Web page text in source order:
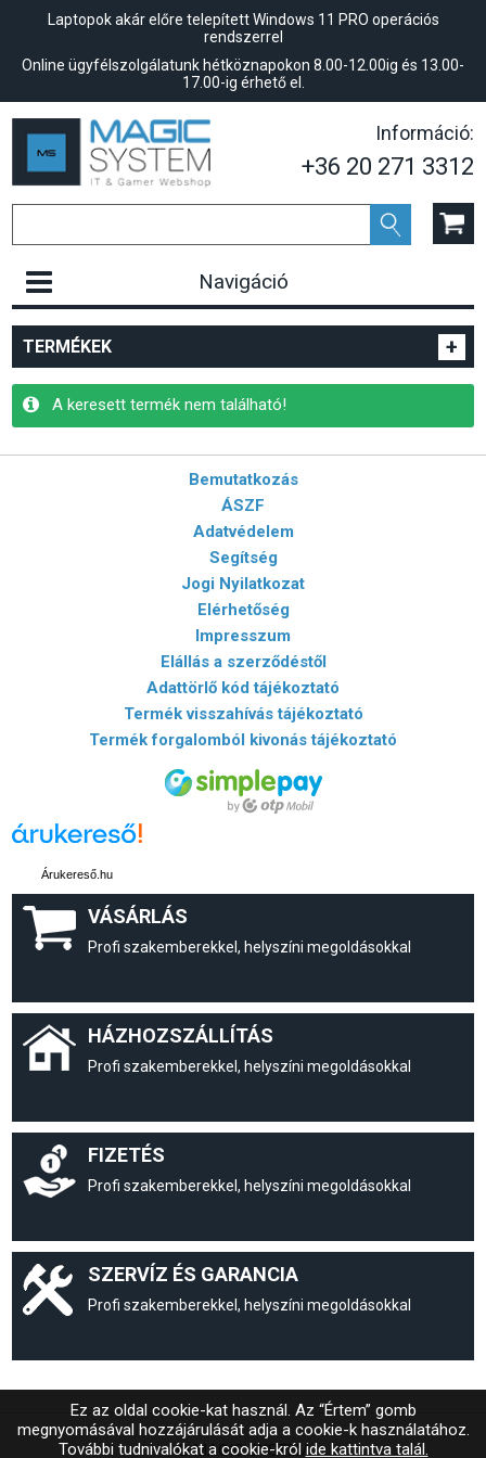
Laptopok akár előre telepített Windows 11 PRO operációs
rendszerrel
Online ügyfélszolgálatunk hétköznapokon 8.00-12.00ig és 13.00-
17.00-ig érhető el.
Információ:
+36 20 271 3312
Navigáció
TERMÉKEK +
A keresett termék nem található!
Bemutatkozás
ÁSZF
Adatvédelem
Segítség
Jogi Nyilatkozat
Elérhetőség
Impresszum
Elállás a szerződéstől
Adattörlő kód tájékoztató
Termék visszahívás tájékoztató
Termék forgalomból kivonás tájékoztató
Árukereső.hu
VÁSÁRLÁS
Profi szakemberekkel, helyszíni megoldásokkal
HÁZHOZSZÁLLÍTÁS
Profi szakemberekkel, helyszíni megoldásokkal
FIZETÉS
Profi szakemberekkel, helyszíni megoldásokkal
SZERVÍZ ÉS GARANCIA
Profi szakemberekkel, helyszíni megoldásokkal
© MAGIC SYSTEM
Ez az oldal cookie-kat használ. Az “Értem” gomb
megnyomásával hozzájárulását adja a cookie-k használatához.
További tudnivalókat a cookie-król ide kattintva talál.